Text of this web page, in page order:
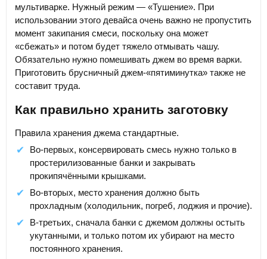
мультиварке. Нужный режим — «Тушение». При
использовании этого девайса очень важно не пропустить
момент закипания смеси, поскольку она может
«сбежать» и потом будет тяжело отмывать чашу.
Обязательно нужно помешивать джем во время варки.
Приготовить брусничный джем-«пятиминутка» также не
составит труда.
Как правильно хранить заготовку
Правила хранения джема стандартные.
Во-первых, консервировать смесь нужно только в
простерилизованные банки и закрывать
прокипячёнными крышками.
Во-вторых, место хранения должно быть
прохладным (холодильник, погреб, лоджия и прочие).
В-третьих, сначала банки с джемом должны остыть
укутанными, и только потом их убирают на место
постоянного хранения.